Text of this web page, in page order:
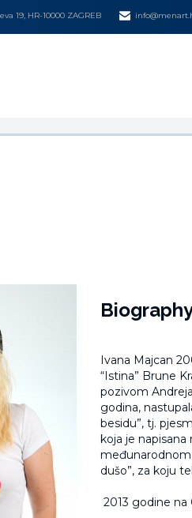
19, HR-10000 ZAGREB
Ivana Majcan
“Istina” Brune
pozivom
godina,
besidu”, tj.
koja je
međunarodnom
dušo”, za koju
2013 godine na